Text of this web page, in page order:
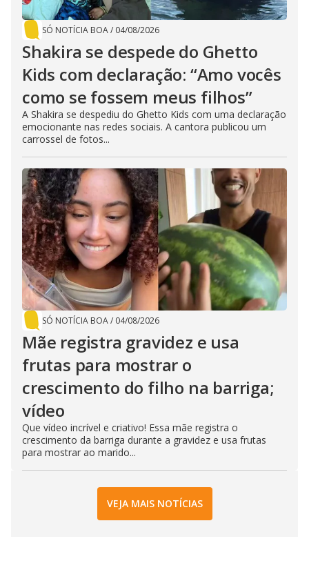
SÓ NOTÍCIA BOA/ 04/08/2026
Shakira se despede do Ghetto
Kids com declaração: “Amo vocês
como se fossem meus filhos”
A Shakira se despediu do Ghetto Kids com uma declaração
emocionante nas redes sociais. A cantora publicou um
carrossel de fotos...
SÓ NOTÍCIA BOA/ 04/08/2026
Mãe registra gravidez e usa
frutas para mostrar o
crescimento do filho na barriga;
vídeo
Que vídeo incrível e criativo! Essa mãe registra o
crescimento da barriga durante a gravidez e usa frutas
para mostrar ao marido...
VEJA MAIS NOTÍCIAS